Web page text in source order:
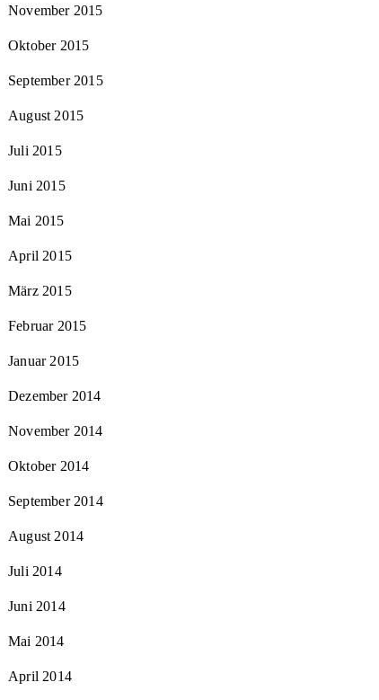
November 2015
Oktober 2015
September 2015
August 2015
Juli 2015
Juni 2015
Mai 2015
April 2015
März 2015
Februar 2015
Januar 2015
Dezember 2014
November 2014
Oktober 2014
September 2014
August 2014
Juli 2014
Juni 2014
Mai 2014
April 2014